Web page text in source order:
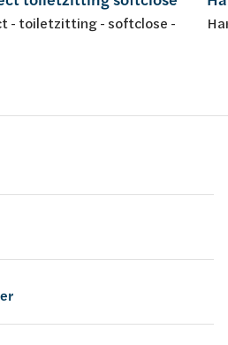
- toiletzitting - softclose -